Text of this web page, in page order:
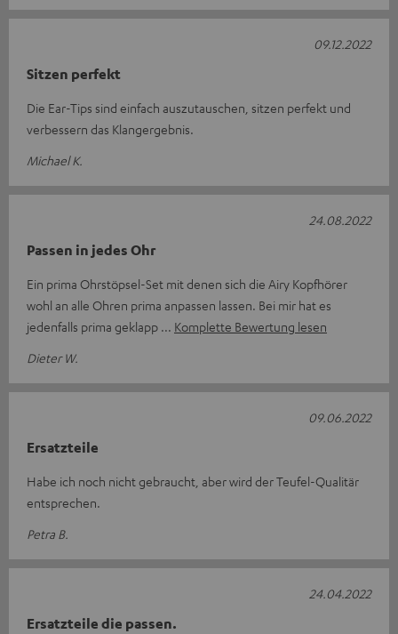
Sitzen perfekt
Die Ear-Tips sind einfach auszutauschen, sitzen perfekt und
verbessern das Klangergebnis.
Michael K.
09.12.2022
Passen in jedes Ohr
Ein prima Ohrstöpsel-Set mit denen sich die Airy Kopfhörer
wohl an alle Ohren prima anpassen lassen. Bei mir hat es
jedenfalls prima geklapp
Komplette Bewertung lesen
Dieter W.
24.08.2022
Ersatzteile
Habe ich noch nicht gebraucht, aber wird der Teufel-Qualitär
entsprechen.
Petra B.
09.06.2022
Ersatzteile die passen.
24.04.2022